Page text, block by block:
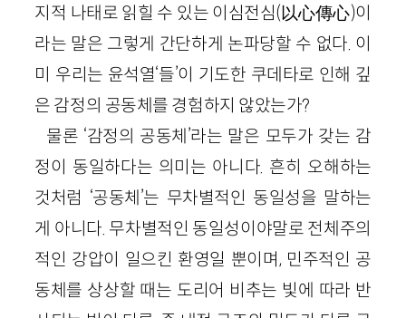
지적 나태로 읽힐 수 있는 이심전심(以心傳心)이
라는 말은 그렇게 간단하게 논파당할 수 없다. 이
미 우리는 윤석열‘들’이 기도한 쿠데타로 인해 깊
은 감정의 공동체를 경험하지 않았는가?
물론 ‘감정의 공동체’라는 말은 모두가 갖는 감
정이 동일하다는 의미는 아니다. 흔히 오해하는
것처럼 ‘공동체’는 무차별적인 동일성을 말하는
게 아니다. 무차별적인 동일성이야말로 전체주의
적인 강압이 일으킨 환영일 뿐이며, 민주적인 공
동체를 상상할 때는 도리어 비추는 빛에 따라 반